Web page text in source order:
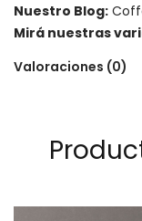
Nuestro Blog:
Mirá nuestras
Valoraciones (0)